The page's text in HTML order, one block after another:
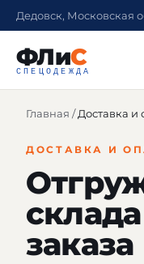
Дедовск, Московская
ФЛиС
СПЕЦОДЕЖДА
Главная /Доставка и
ДОСТАВКА И
заказа